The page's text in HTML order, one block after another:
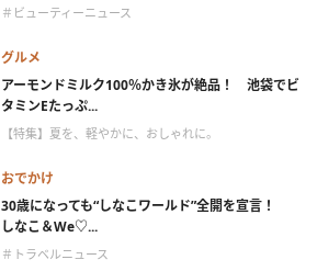
＃ビューティーニュース
グルメ
アーモンドミルク100％かき氷が絶品！ 池袋でビ
タミンEたっぷ...
【特集】夏を、軽やかに、おしゃれに。
おでかけ
30歳になっても“しなこワールド”全開を宣言！
しなこ＆We♡...
＃トラベルニュース